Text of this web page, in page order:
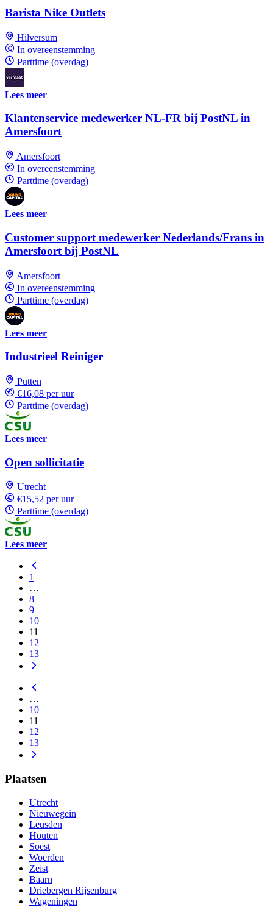
Barista Nike Outlets
Hilversum
In overeenstemming
Parttime (overdag)
Lees meer
Klantenservice medewerker NL-FR bij PostNL in
Amersfoort
Amersfoort
In overeenstemming
Parttime (overdag)
Lees meer
Customer support medewerker Nederlands/Frans in
Amersfoort bij PostNL
Amersfoort
In overeenstemming
Parttime (overdag)
Lees meer
Industrieel Reiniger
Putten
€16,08 per uur
Parttime (overdag)
Lees meer
Open sollicitatie
Utrecht
€15,52 per uur
Parttime (overdag)
Lees meer
1
…
8
9
10
11
12
13
…
10
11
12
13
Plaatsen
Utrecht
Nieuwegein
Leusden
Houten
Soest
Woerden
Zeist
Baarn
Driebergen Rijsenburg
Wageningen